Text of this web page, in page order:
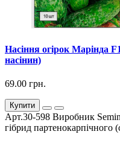
Насіння огірок Марінда
насінин)
69.00 грн.
Купити
Арт.30-598 Виробник
гібрид партенокарпічного